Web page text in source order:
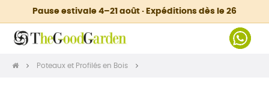
Pause estivale 4–21 août · Expéditions dès le 26
Poteaux et Profilés en Bois